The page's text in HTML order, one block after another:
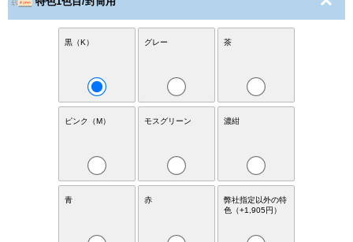
黒（K） グレー 茶
ピンク（M） モスグリーン 濃紺
青 赤
弊社指定以外の特
色（+1,905円）